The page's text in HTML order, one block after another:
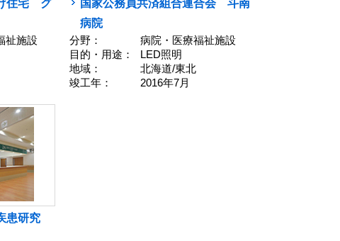
住宅 グ
祉施設
国家公務員共済組合連合会 斗南
病院
分野：
病院・医療福祉施設
目的・用途：
LED照明
地域：
北海道/東北
竣工年：
2016年7月
患研究